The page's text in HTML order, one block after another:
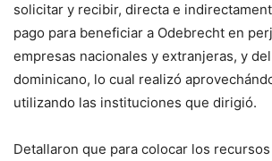
solicitar y recibir, directa e
pago para beneficiar a Odebrecht en
empresas nacionales y extranjeras, y
dominicano, lo cual realizó
utilizando las instituciones que dirigió.
Detallaron que para colocar los